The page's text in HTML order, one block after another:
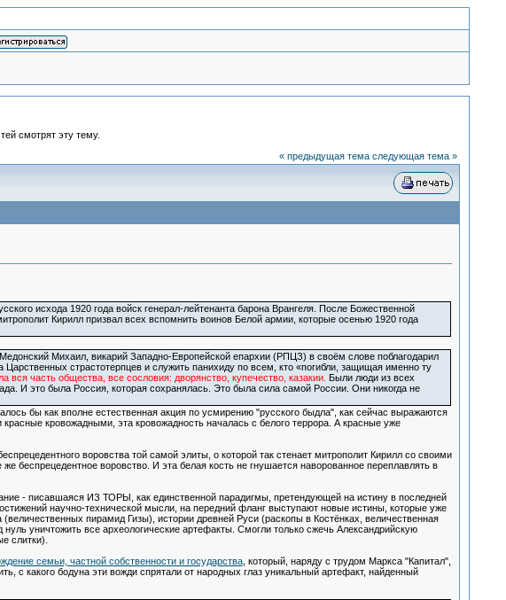
смотрят эту тему.
« предыдущая тема следующая тема »
исхода 1920 года войск генерал-лейтенанта барона Врангеля. После Божественной
Кирилл призвал всех вспомнить воинов Белой армии, которые осенью 1920 года
Михаил, викарий Западно-Европейской епархии (РПЦЗ) в своём слове поблагодарил
страстотерпцев и служить панихиду по всем, кто «погибли, защищая именно ту
вся часть общества, все сословия: дворянство, купечество, казакии.
Были люди из всех
И это была Россия, которая сохранялась. Это была сила самой России. Они никогда не
бы как вполне естественная акция по усмирению "русского быдла", как сейчас выражаются
кровожадными, эта кровожадность началась с белого террора. А красные уже
воровства той самой элиты, о которой так стенает митрополит Кирилл со своими
беспрецедентное воровство. И эта белая кость не гнушается наворованное переплавлять в
- писавшаяся ИЗ ТОРЫ, как единственной парадигмы, претендующей на истину в последней
научно-технической мысли, на передний фланг выступают новые истины, которые уже
пирамид Гизы), истории древней Руси (раскопы в Костёнках, величественная
уничтожить все археологические артефакты. Смогли только сжечь Александрийскую
слитки).
семьи, частной собственности и государства, который, наряду с трудом Маркса "Капитал",
с какого бодуна эти вожди спрятали от народных глаз уникальный артефакт, найденный